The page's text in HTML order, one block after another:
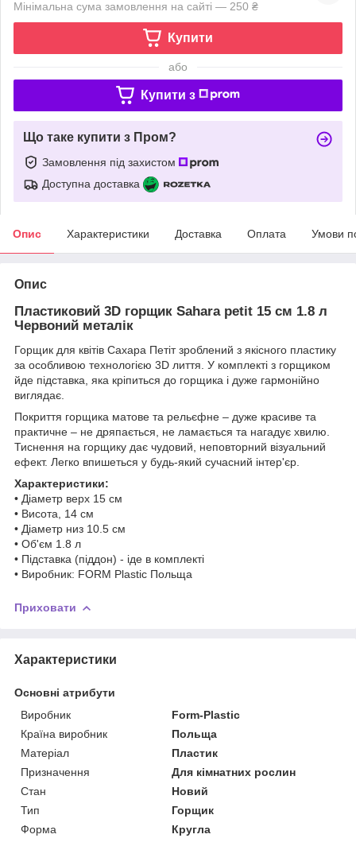
Мінімальна сума замовлення на сайті — 250 ₴
Купити
або
Купити з
Що таке купити з Пром?
Замовлення під захистом
Доступна доставка
Опис Характеристики Доставка Оплата Умови
Опис
Пластиковий 3D горщик Sahara petit 15 см 1.8 л
Червоний металік
Горщик для квітів Сахара Петіт зроблений з якісного пластику
за особливою технологією 3D лиття. У комплекті з горщиком
йде підставка, яка кріпиться до горщика і дуже гармонійно
виглядає.
Покриття горщика матове та рельєфне – дуже красиве та
практичне – не дряпається, не ламається та нагадує хвилю.
Тиснення на горщику дає чудовий, неповторний візуальний
ефект. Легко впишеться у будь-який сучасний інтер'єр.
Характеристики:
• Діаметр верх 15 см
• Висота, 14 см
• Діаметр низ 10.5 см
• Об'єм 1.8 л
• Підставка (піддон) - іде в комплекті
• Виробник: FORM Plastic Польща
Приховати
Характеристики
Основні атрибути
Виробник
Form-Plastic
Країна виробник
Польща
Матеріал
Пластик
Призначення
Для кімнатних рослин
Стан
Новий
Тип
Горщик
Форма
Кругла